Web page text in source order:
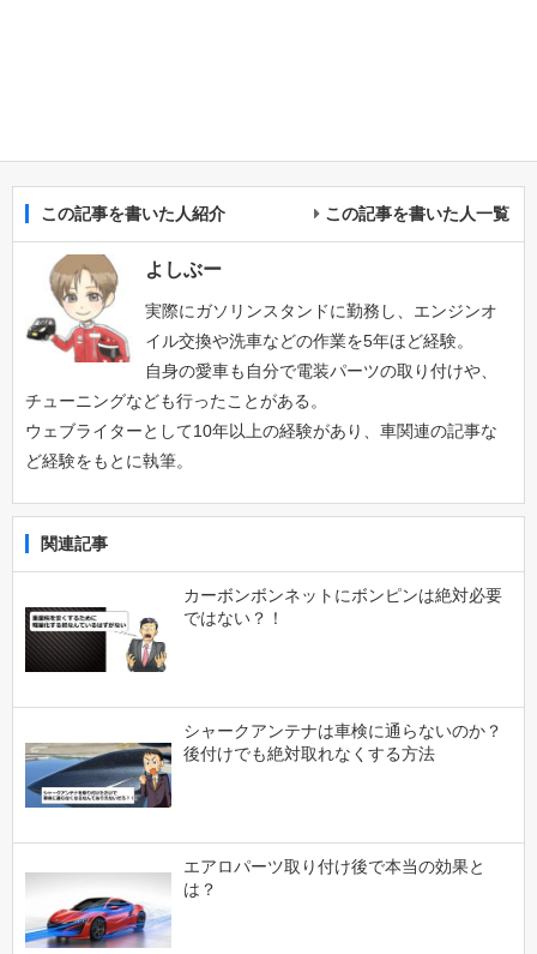
この記事を書いた人紹介 この記事を書いた人一覧
よしぶー
実際にガソリンスタンドに勤務し、エンジンオ
イル交換や洗車などの作業を5年ほど経験。
自身の愛車も自分で電装パーツの取り付けや、
チューニングなども行ったことがある。
ウェブライターとして10年以上の経験があり、車関連の記事な
ど経験をもとに執筆。
関連記事
カーボンボンネットにボンピンは絶対必要
ではない？！
シャークアンテナは車検に通らないのか？
後付けでも絶対取れなくする方法
エアロパーツ取り付け後で本当の効果と
は？